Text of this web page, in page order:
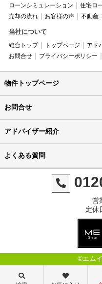
ローンシミュレーション
住宅ロ
売却の流れ
お客様の声 不動産
当社について
総合トップ トップページ アド
お問合せ
プライバシーポリシー
物件トップページ
お問合せ
アドバイザー紹介
よくある質問
営
定休
©エム